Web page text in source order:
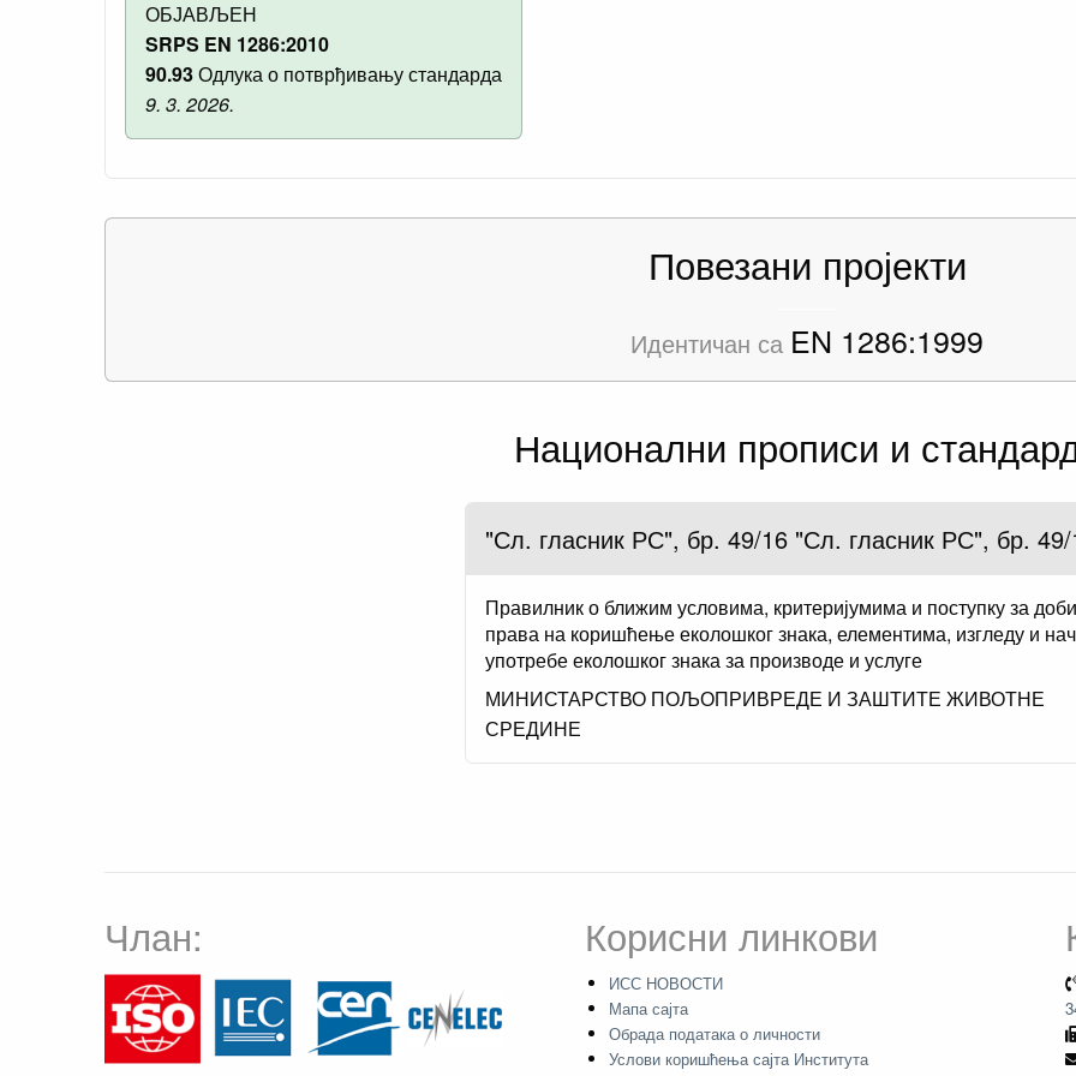
ОБЈАВЉЕН
SRPS EN 1286:2010
90.93Одлука о потврђивању стандарда
9. 3. 2026.
Повезани пројекти
Идентичан са EN 1286:1999
Национални прописи и
"Сл. гласник РС", бр. 49/16 "Сл. гласник РС", бр.
Правилник о ближим условима, критеријумима и поступку за
права на коришћење еколошког знака, елементима, изгледу и
употребе еколошког знака за производе и услуге
МИНИСТАРСТВО ПОЉОПРИВРЕДЕ И ЗАШТИТЕ ЖИВОТНЕ
СРЕДИНЕ
Члан: Корисни линкови
ИСС НОВОСТИ
Мапа сајта
Обрада података о личности
Услови коришћења сајта Института